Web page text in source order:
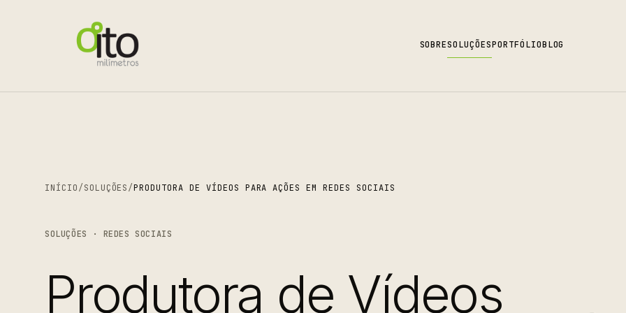
SOBRESOLUÇÕESPORTFÓLIOBLOG
INÍCIO/SOLUÇÕES/PRODUTORA DE VÍDEOS PARA AÇÕES EM REDES SOCIAIS
SOLUÇÕES · REDES SOCIAIS
Produtora de Vídeos